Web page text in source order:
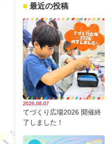
最近の投稿
2026.08.07
てづくり広場2026 開催終
了しました！